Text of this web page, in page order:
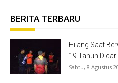
BERITA TERBARU
Hilang Saat
19 Tahun
Sabtu, 8 Agustus